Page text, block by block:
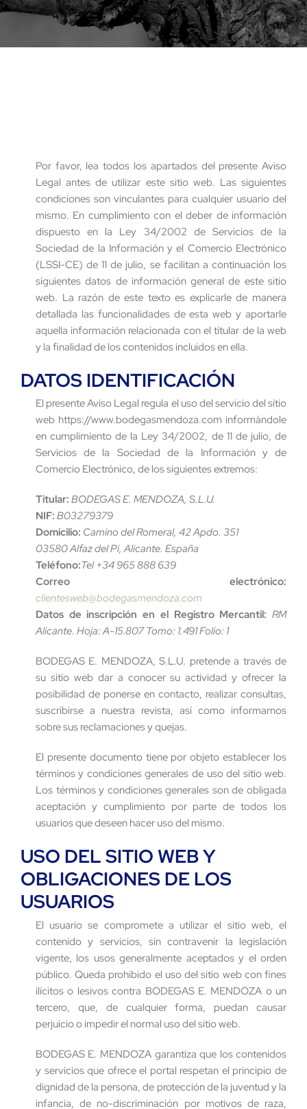
Por favor, lea todos los apartados del presente Aviso
Legal antes de utilizar este sitio web. Las siguientes
condiciones son vinculantes para cualquier usuario del
mismo. En cumplimiento con el deber de información
dispuesto en la Ley 34/2002 de Servicios de la
Sociedad de la Información y el Comercio Electrónico
(LSSI-CE) de 11 de julio, se facilitan a continuación los
siguientes datos de información general de este sitio
web. La razón de este texto es explicarle de manera
detallada las funcionalidades de esta web y aportarle
aquella información relacionada con el titular de la web
y la finalidad de los contenidos incluidos en ella.
DATOS IDENTIFICACIÓN
El presente Aviso Legal regula el uso del servicio del sitio
web https://www.bodegasmendoza.com informándole
en cumplimiento de la Ley 34/2002, de 11 de julio, de
Servicios de la Sociedad de la Información y de
Comercio Electrónico, de los siguientes extremos:
Titular: BODEGAS E. MENDOZA, S.L.U.
NIF: B03279379
Domicilio: Camino del Romeral, 42 Apdo. 351
03580 Alfaz del Pi, Alicante. España
Teléfono:Tel +34 965 888 639
Correo electrónico:
clientesweb@bodegasmendoza.com
Datos de inscripción en el Registro Mercantil: RM
Alicante. Hoja: A-15.807 Tomo: 1.491 Folio: 1
BODEGAS E. MENDOZA, S.L.U. pretende a través de
su sitio web dar a conocer su actividad y ofrecer la
posibilidad de ponerse en contacto, realizar consultas,
suscribirse a nuestra revista, así como informarnos
sobre sus reclamaciones y quejas.
El presente documento tiene por objeto establecer los
términos y condiciones generales de uso del sitio web.
Los términos y condiciones generales son de obligada
aceptación y cumplimiento por parte de todos los
usuarios que deseen hacer uso del mismo.
USO DEL SITIO WEB Y
OBLIGACIONES DE LOS
USUARIOS
El usuario se compromete a utilizar el sitio web, el
contenido y servicios, sin contravenir la legislación
vigente, los usos generalmente aceptados y el orden
público. Queda prohibido el uso del sitio web con fines
ilícitos o lesivos contra BODEGAS E. MENDOZA o un
tercero, que, de cualquier forma, puedan causar
perjuicio o impedir el normal uso del sitio web.
BODEGAS E. MENDOZA garantiza que los contenidos
y servicios que ofrece el portal respetan el principio de
dignidad de la persona, de protección de la juventud y la
infancia, de no-discriminación por motivos de raza,